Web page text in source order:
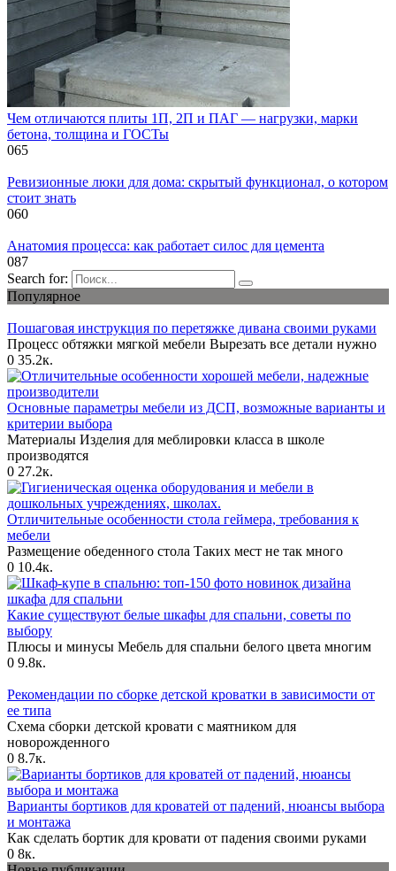
Чем отличаются плиты 1П, 2П и ПАГ — нагрузки, марки
бетона, толщина и ГОСТы
065
Ревизионные люки для дома: скрытый функционал, о котором
стоит знать
060
Анатомия процесса: как работает силос для цемента
087
Search for:
Популярное
Пошаговая инструкция по перетяжке дивана своими руками
Процесс обтяжки мягкой мебели Вырезать все детали нужно
0 35.2к.
Основные параметры мебели из ДСП, возможные варианты и
критерии выбора
Материалы Изделия для меблировки класса в школе
производятся
0 27.2к.
Отличительные особенности стола геймера, требования к
мебели
Размещение обеденного стола Таких мест не так много
0 10.4к.
Какие существуют белые шкафы для спальни, советы по
выбору
Плюсы и минусы Мебель для спальни белого цвета многим
0 9.8к.
Рекомендации по сборке детской кроватки в зависимости от
ее типа
Схема сборки детской кровати с маятником для
новорожденного
0 8.7к.
Варианты бортиков для кроватей от падений, нюансы выбора
и монтажа
Как сделать бортик для кровати от падения своими руками
0 8к.